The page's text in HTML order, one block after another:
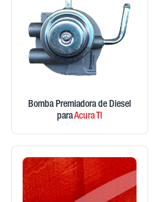
Bomba Premiadora de Diesel
paraAcuraTl